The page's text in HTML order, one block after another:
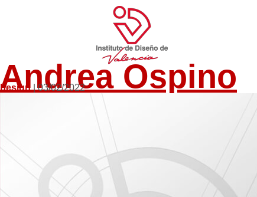
Andrea Ospino
besign |03/02/2022